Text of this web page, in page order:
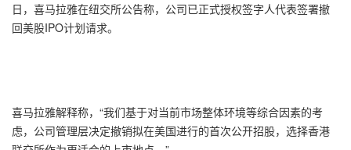
日，喜马拉雅在纽交所公告称，公司已正式授权签字人代表签署撤
回美股IPO计划请求。
喜马拉雅解释称，“我们基于对当前市场整体环境等综合因素的考
虑，公司管理层决定撤销拟在美国进行的首次公开招股，选择香港